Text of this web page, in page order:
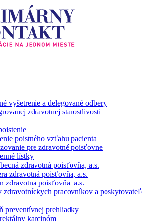
vyšetrenie a delegované odbery
zdravotnej starostlivosti
poistného vzťahu pacienta
pre zdravotné poisťovne
lístky
zdravotná poisťovňa, a.s.
zdravotná poisťovňa, a.s.
zdravotná poisťovňa, a.s.
zdravotníckych pracovníkov a
preventívnej prehliadky
karcinóm